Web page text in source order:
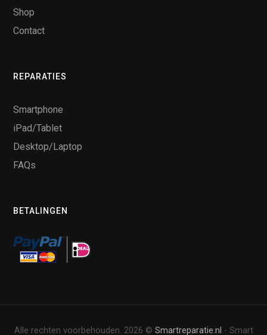
Shop
Contact
REPARATIES
Smartphone
iPad/Tablet
Desktop/Laptop
FAQs
BETALINGEN
Alle rechten voorbehouden. 2026 © Smartreparatie.nl - Smart